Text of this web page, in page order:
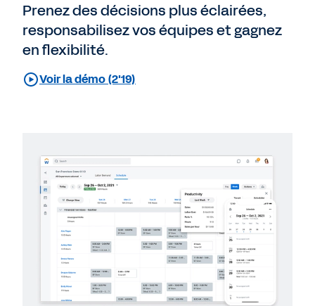
Prenez des décisions plus éclairées,
responsabilisez vos équipes et gagnez
en flexibilité.
Voir la démo (2'19)